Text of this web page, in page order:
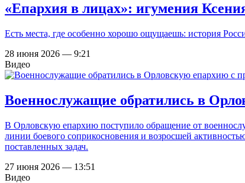
«Епархия в лицах»: игумения
Есть места, где особенно хорошо ощущаешь: история
28 июня 2026 — 9:21
Видео
Военнослужащие обратились в
В Орловскую епархию поступило обращение от
линии боевого соприкосновения и возросшей
поставленных задач.
27 июня 2026 — 13:51
Видео